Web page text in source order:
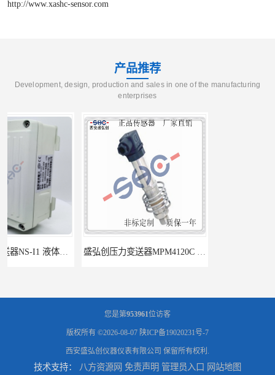
http://www.xashc-sensor.com
产品推荐
Development, design, production and sales in one of the manufacturing
enterprises
盛弘创压力变送器MPM4120C 液体压力传感器负压计
您是第953961位访客
版权所有 ©2026-08-07 陕ICP备19020231号-7
西安盛弘创仪器仪表有限公司 保留所有权利.
技术支持： 八方资源网 免责声明 管理员入口 网站地图